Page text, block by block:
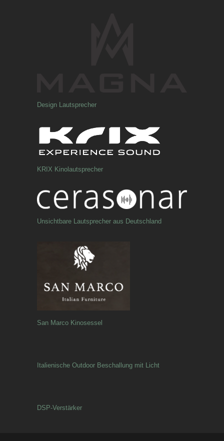
Design Lautsprecher
KRIX Kinolautsprecher
Unsichtbare Lautsprecher aus Deutschland
San Marco Kinosessel
Italienische Outdoor Beschallung mit Licht
DSP-Verstärker